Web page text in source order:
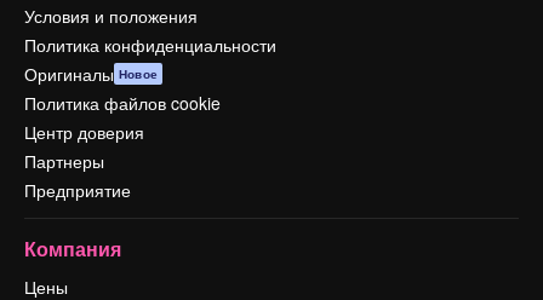
Условия и положения
Политика конфиденциальности
Оригиналы Новое
Политика файлов cookie
Центр доверия
Партнеры
Предприятие
Компания
Цены